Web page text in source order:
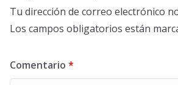
Tu dirección de correo electrónico
Los campos obligatorios están
Comentario *